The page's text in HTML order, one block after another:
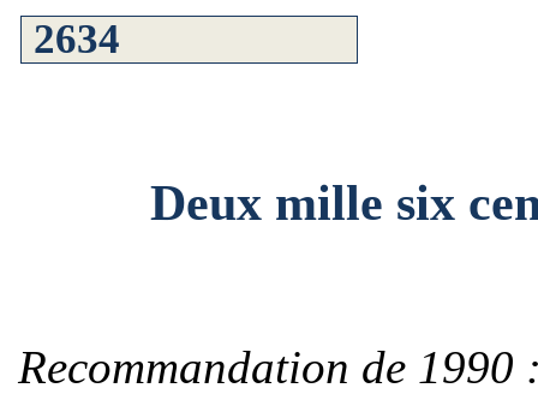
Deux mille six cent
Recommandation de 1990